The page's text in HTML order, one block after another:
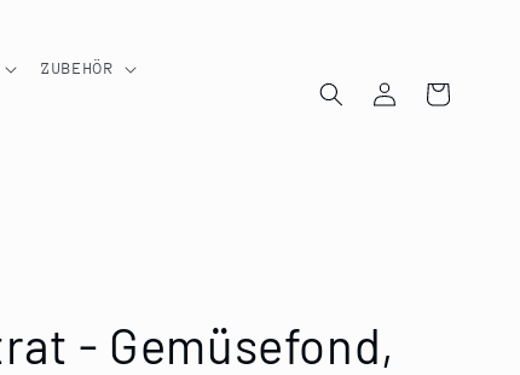
ZUBEHÖR
EinloggenWarenkorb
- Gemüsefond,